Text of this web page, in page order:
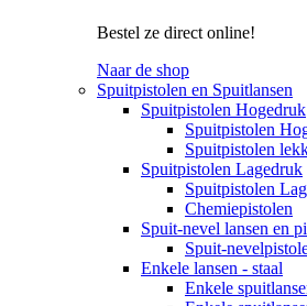
Bestel ze direct online!
Naar de shop
Spuitpistolen en Spuitlansen
Spuitpistolen Hogedruk
Spuitpistolen
Spuitpistolen
Spuitpistolen Lagedruk
Spuitpistolen
Chemiepistolen
Spuit-nevel lansen en
Spuit-
Enkele lansen - staal
Enkele